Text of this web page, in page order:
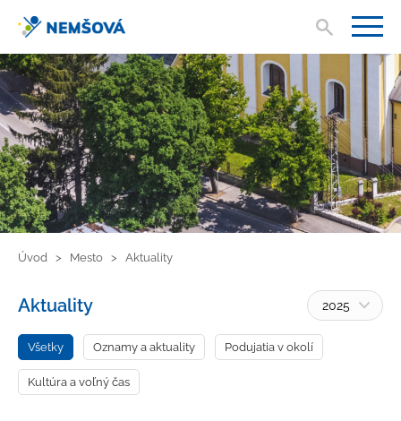
Úvod Mesto Aktuality
Aktuality
Všetky Oznamy a aktuality Podujatia v okolí
Kultúra a voľný čas
2025